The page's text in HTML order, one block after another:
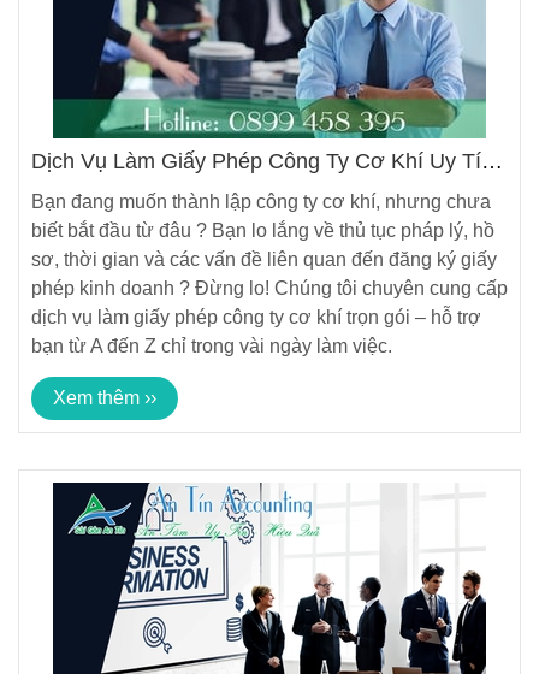
Dịch Vụ Làm Giấy Phép Công Ty Cơ Khí Uy Tín
Bạn đang muốn thành lập công ty cơ khí, nhưng chưa
biết bắt đầu từ đâu ? Bạn lo lắng về thủ tục pháp lý, hồ
sơ, thời gian và các vấn đề liên quan đến đăng ký giấy
phép kinh doanh ? Đừng lo! Chúng tôi chuyên cung cấp
dịch vụ làm giấy phép công ty cơ khí trọn gói – hỗ trợ
bạn từ A đến Z chỉ trong vài ngày làm việc.
Xem thêm ››